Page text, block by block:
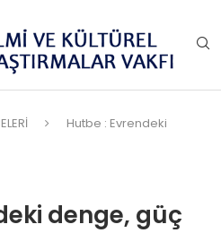
Hutbe : Evrendeki
denge, güç